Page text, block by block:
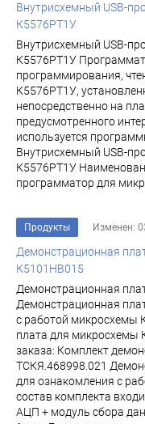
Внутрисхемный USB-
К5576РТ1У
Внутрисхемный USB-
К5576РТ1У
программирования,
К5576РТ1У,
непосредственно на
предусмотренного
используется
Внутрисхемный USB-
К5576РТ1У
программатор для
Продукты Изменен:
Демонстрационная
К5101НВ015
Демонстрационная
Демонстрационная
с работой микросхемы
плата для микросхемы
заказа: Комплект
ТСКЯ.468998.021
для ознакомления с
состав комплекта
АЦП + модуль сбора